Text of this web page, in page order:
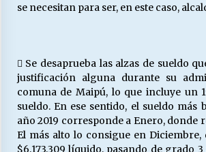
30/04/2026
18/04/2026
Chile y sus segmentos de
06/04/2026
se necesitan para ser, en este caso,
 Se desaprueba las alzas de sueldo
justificación alguna durante su
comuna de Maipú, lo que incluye un
sueldo. En ese sentido, el sueldo más
año 2019 corresponde a Enero, donde
El más alto lo consigue en
$6.173.309 líquido, pasando de grado